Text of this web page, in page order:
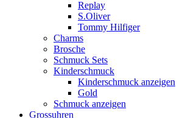
Replay
S.Oliver
Tommy Hilfiger
Charms
Brosche
Schmuck Sets
Kinderschmuck
Kinderschmuck anzeigen
Gold
Schmuck anzeigen
Grossuhren